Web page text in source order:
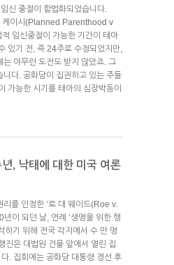
신 중절이 합법화되었습니다.
케이시(Planned Parenthood v
임신중절이 가능한 기간이 태아
있기 전, 즉 24주로 수정되었지만,
는 아무런 도전도 받지 않았죠. 그
니다. 공화당이 집권하고 있는 주들
가능한 시기를 태아의 심장박동이
년, 낙태에 대한 미국 여론
를 인정한 ‘로 대 웨이드(Roe v.
이 되던 날, 연례 ‘생명을 위한 행
기 위해 전국 각지에서 수 만 명
진은 대법원 건물 앞에서 열린 집
. 집회에는 공화당 대통령 경선 후